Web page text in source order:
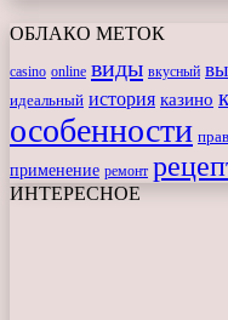
ОБЛАКО МЕТОК
casino online виды вкусный
идеальный история казино
особенности
применение ремонт
ИНТЕРЕСНОЕ